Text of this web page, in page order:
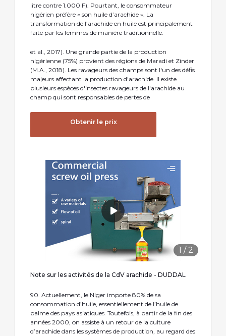
litre contre 1.000 F). Pourtant, le consommateur
nigérien préfère « son huile d’arachide ». La
transformation de l’arachide en huile est principalement
faite par les femmes de manière traditionnelle.
et al., 2017). Une grande partie de la production
nigérienne (75%) provient des régions de Maradi et Zinder
(M.A., 2018). Les ravageurs des champs sont l'un des défis
majeurs affectant la production d'arachide. Il existe
plusieurs espèces d'insectes ravageurs de l'arachide au
champ qui sont responsables de pertes de
Obtenir le prix
1 / 2
Note sur les activités de la CdV arachide - DUDDAL
90. Actuellement, le Niger importe 80% de sa
consommation d’huile, essentiellement de l’huile de
palme des pays asiatiques. Toutefois, à partir de la fin des
années 2000, on assiste à un retour de la culture
d’arachide dans les systèmes de production, au regard des